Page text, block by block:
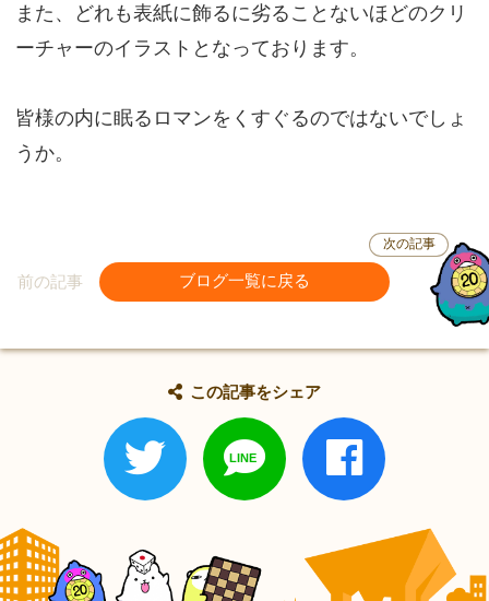
また、どれも表紙に飾るに劣ることないほどのクリ
ーチャーのイラストとなっております。
皆様の内に眠るロマンをくすぐるのではないでしょ
うか。
前の記事 ブログ一覧に戻る
次の記事
この記事をシェア